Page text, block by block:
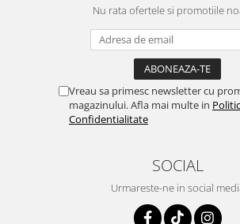
Nu rata ofertele si promotiile
Vreau sa primesc newsletter cu
magazinului. Afla mai multe in
Confidentialitate
SOCIAL
Urmareste-ne in social